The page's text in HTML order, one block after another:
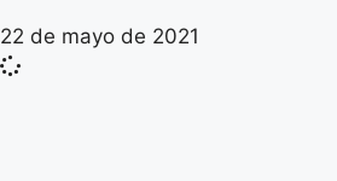
22 de mayo de 2021